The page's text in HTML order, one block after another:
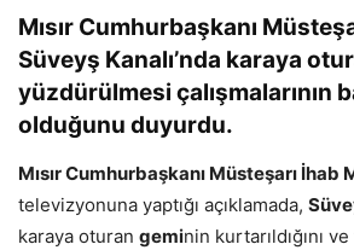
Mısır Cumhurbaşkanı
Süveyş Kanalı’nda karaya
yüzdürülmesi çalışmalarının
olduğunu duyurdu.
Mısır Cumhurbaşkanı Müsteşarı İhab
televizyonuna yaptığı açıklamada,
karaya oturan geminin kurtarıldığını